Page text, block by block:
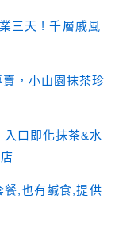
三天 ! 千層戚風
，小山園抹茶珍
口即化抹茶&水
餐,也有鹹食,提供